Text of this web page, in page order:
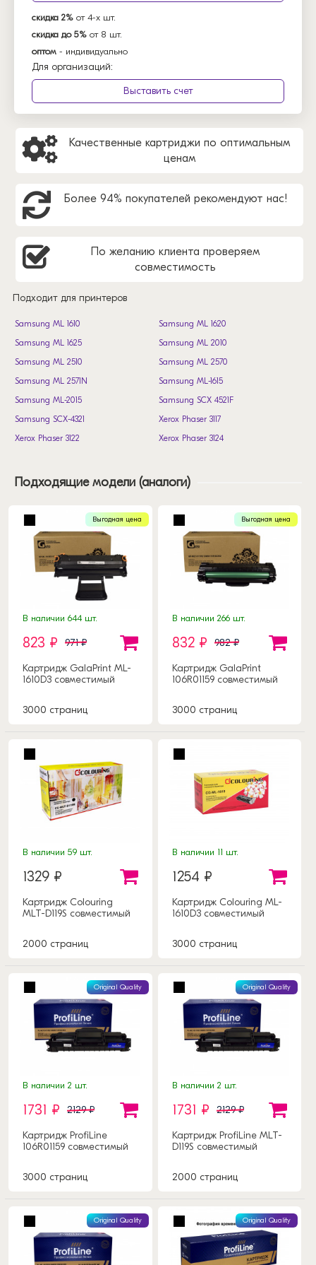
скидка 2% от 4-х шт.
скидка до 5% от 8 шт.
оптом - индивидуально
Для организаций:
Выставить счет
Качественные картриджи по оптимальным
ценам
Более 94% покупателей рекомендуют нас!
По желанию клиента проверяем
совместимость
Подходит для принтеров
Samsung ML 1610
Samsung ML 1620
Samsung ML 1625
Samsung ML 2010
Samsung ML 2510
Samsung ML 2570
Samsung ML 2571N
Samsung ML-1615
Samsung ML-2015
Samsung SCX 4521F
Samsung SCX-4321
Xerox Phaser 3117
Xerox Phaser 3122
Xerox Phaser 3124
Подходящие модели (аналоги)
Выгодная цена
В наличии 644 шт.
823 ₽ 971 ₽
Картридж GalaPrint ML-
1610D3 совместимый
3000 страниц
Выгодная цена
В наличии 266 шт.
832 ₽ 982 ₽
Картридж GalaPrint
106R01159 совместимый
3000 страниц
В наличии 59 шт.
1329 ₽
Картридж Colouring
MLT-D119S совместимый
2000 страниц
В наличии 11 шт.
1254 ₽
Картридж Colouring ML-
1610D3 совместимый
3000 страниц
Original Quality
В наличии 2 шт.
1731 ₽ 2129 ₽
Картридж ProfiLine
106R01159 совместимый
3000 страниц
Original Quality
В наличии 2 шт.
1731 ₽ 2129 ₽
Картридж ProfiLine MLT-
D119S совместимый
2000 страниц
Original Quality Original Quality